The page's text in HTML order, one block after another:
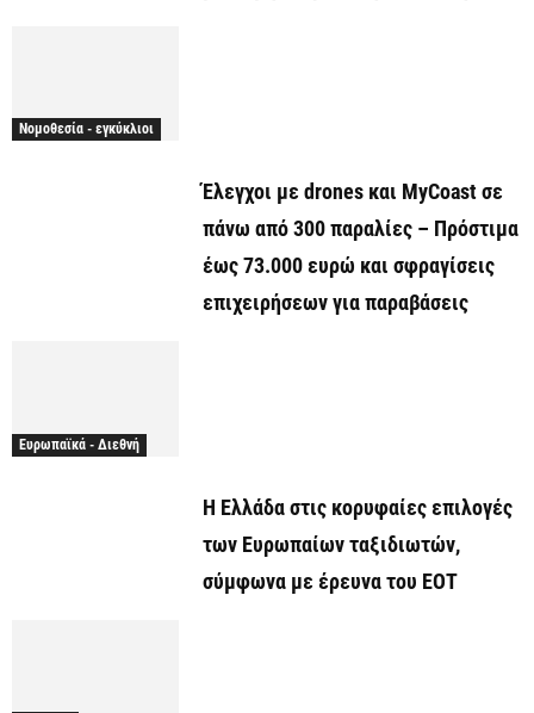
Νομοθεσία - εγκύκλιοι
Έλεγχοι με drones και MyCoast σε
πάνω από 300 παραλίες – Πρόστιμα
έως 73.000 ευρώ και σφραγίσεις
επιχειρήσεων για παραβάσεις
Ευρωπαϊκά - Διεθνή
Η Ελλάδα στις κορυφαίες επιλογές
των Ευρωπαίων ταξιδιωτών,
σύμφωνα με έρευνα του ΕΟΤ